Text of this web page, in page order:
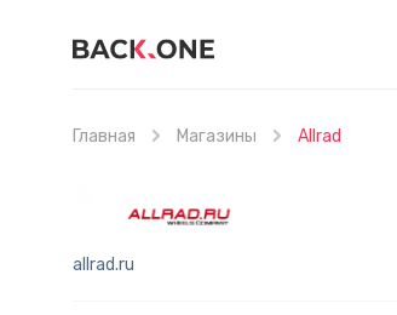
Главная Магазины Allrad
allrad.ru